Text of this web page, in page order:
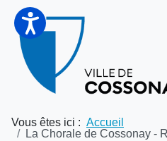
Vous êtes ici : Accueil
La Chorale de Cossonay -